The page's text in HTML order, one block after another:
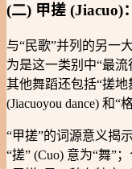
(二) 甲搓 (Jiacuo)
与“民歌”并列的另一
为是这一类别中“最流
其他舞蹈还包括“搓地
(Jiacuoyou dance) 和“
“甲搓”的词源意义揭
“搓” (Cuo) 意为“舞”